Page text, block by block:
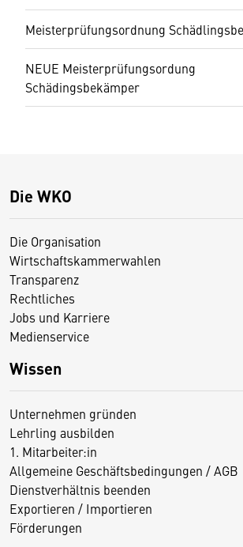
Meisterprüfungsordnung
NEUE Meisterprüfungsordung
Schädingsbekämper
Die WKO
Die Organisation
Wirtschaftskammerwahlen
Transparenz
Rechtliches
Jobs und Karriere
Medienservice
Wissen
Unternehmen gründen
Lehrling ausbilden
1. Mitarbeiter:in
Allgemeine Geschäftsbedingungen / AGB
Dienstverhältnis beenden
Exportieren / Importieren
Förderungen